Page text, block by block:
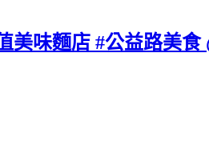
美味麵店 #公益路美食